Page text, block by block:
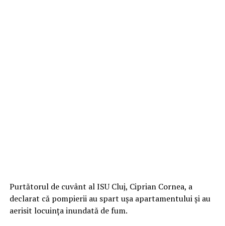
Purtătorul de cuvânt al ISU Cluj, Ciprian Cornea, a
declarat că pompierii au spart uşa apartamentului şi au
aerisit locuinţa inundată de fum.